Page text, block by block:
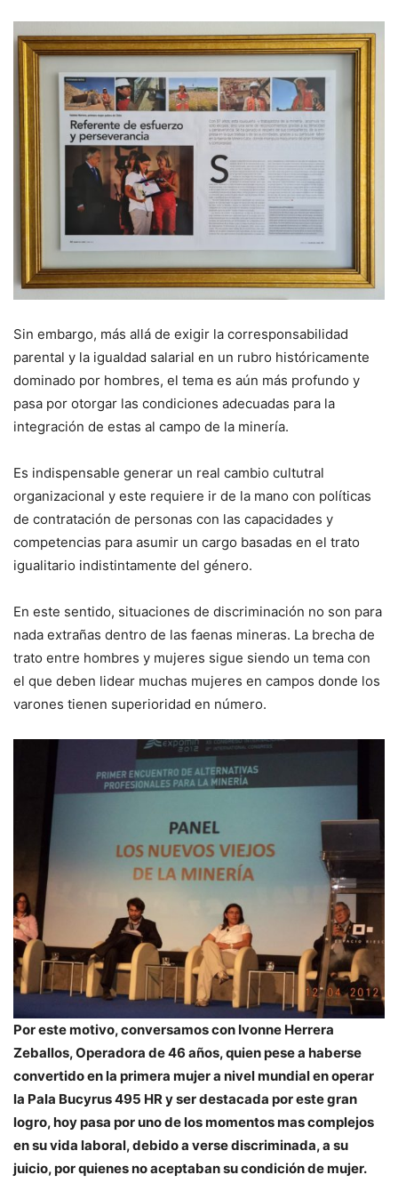
Sin embargo, más allá de exigir la corresponsabilidad
parental y la igualdad salarial en un rubro históricamente
dominado por hombres, el tema es aún más profundo y
pasa por otorgar las condiciones adecuadas para la
integración de estas al campo de la minería.
Es indispensable generar un real cambio cultutral
organizacional y este requiere ir de la mano con políticas
de contratación de personas con las capacidades y
competencias para asumir un cargo basadas en el trato
igualitario indistintamente del género.
En este sentido, situaciones de discriminación no son para
nada extrañas dentro de las faenas mineras. La brecha de
trato entre hombres y mujeres sigue siendo un tema con
el que deben lidear muchas mujeres en campos donde los
varones tienen superioridad en número.
Por este motivo, conversamos con Ivonne Herrera
Zeballos, Operadora de 46 años, quien pese a haberse
convertido en la primera mujer a nivel mundial en operar
la Pala Bucyrus 495 HR y ser destacada por este gran
logro, hoy pasa por uno de los momentos mas complejos
en su vida laboral, debido a verse discriminada, a su
juicio, por quienes no aceptaban su condición de mujer.